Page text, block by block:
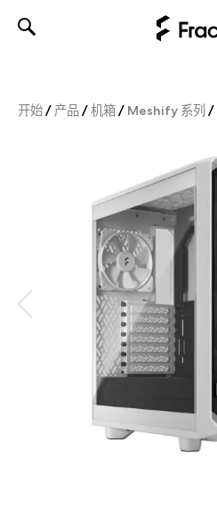
开始/ 产品/机箱/ Meshify 系列 /